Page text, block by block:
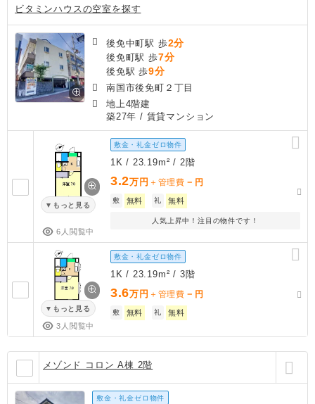
ビタミンハウスの空室を探す
後免中町駅 歩2分
後免町駅 歩7分
後免駅 歩9分
南国市後免町２丁目
地上4階建
築27年 / 賃貸マンション
もっと見る
6人閲覧中
敷金・礼金ゼロ物件
1K / 23.19m² / 2階
3.2万円 ＋管理費 － 円
敷 無料 礼 無料
人気上昇中！注目の物件です！
もっと見る
3人閲覧中
敷金・礼金ゼロ物件
1K / 23.19m² / 3階
3.6万円 ＋管理費 － 円
敷 無料 礼 無料
メゾンド コロン A棟 2階
敷金・礼金ゼロ物件